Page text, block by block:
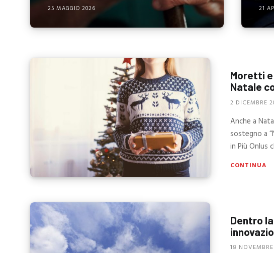
25 MAGGIO 2026 21
Moretti
Natale
2 DICEMBRE
Anche a
sostegno a
in Più Onlus
CONTINUA
Dentro
18